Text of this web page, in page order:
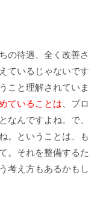
の待遇、全く改善さ
ているじゃないです
こと理解されていま
ていることは 、プロ
なんですよね。で、
。ということは、も
。それを整備するた
考え方もあるかもし